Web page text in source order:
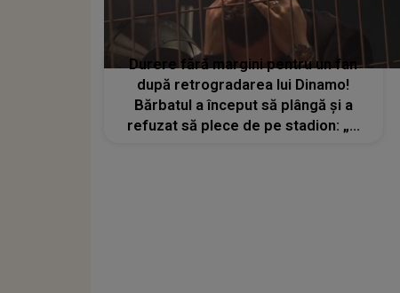
Durere fără margini pentru un fan
după retrogradarea lui Dinamo!
Bărbatul a început să plângă și a
refuzat să plece de pe stadion: „A